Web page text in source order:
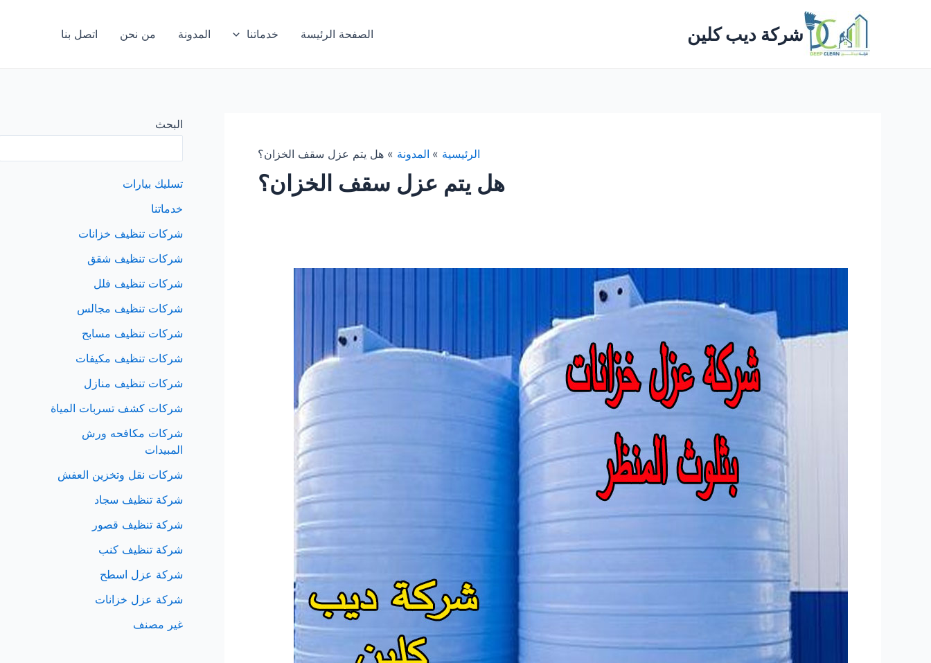
شركة ديب كلين الصفحة الرئيسة خدماتنا المدونة من نحن اتصل بنا
الرئيسية المدونة هل يتم عزل سقف الخزان؟
هل يتم عزل سقف الخزان؟
البحث
تسليك بيارات
خدماتنا
شركات تنظيف خزانات
شركات تنظيف شقق
شركات تنظيف فلل
شركات تنظيف مجالس
شركات تنظيف مسابح
شركات تنظيف مكيفات
شركات تنظيف منازل
شركات كشف تسربات المياة
شركات مكافحه ورش
المبيدات
شركات نقل وتخزين العفش
شركة تنظيف سجاد
شركة تنظيف قصور
شركة تنظيف كنب
شركة عزل اسطح
شركة عزل خزانات
غير مصنف